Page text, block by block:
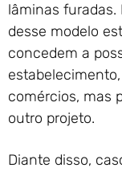
lâminas furadas.
desse modelo
concedem a
comércios, mas
outro projeto.
Diante disso,